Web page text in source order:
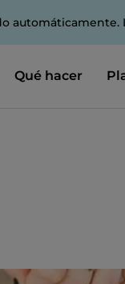
automáticamente.
Qué hacer